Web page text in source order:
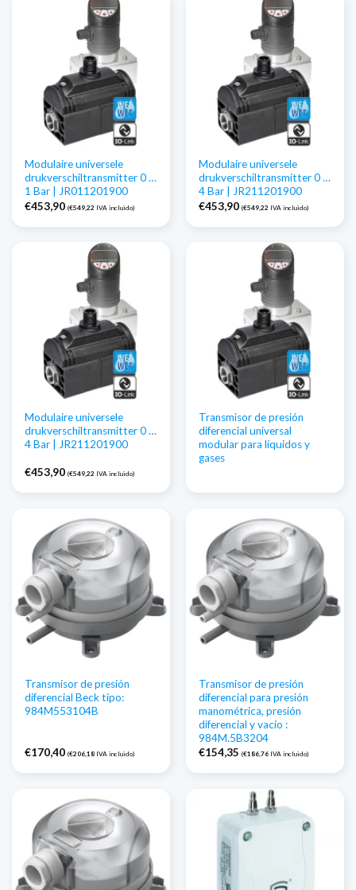
Modulaire universele
drukverschiltransmitter 0 …
1 Bar | JR011201900
€453,90 (€549,22 IVA incluido)
Modulaire universele
drukverschiltransmitter 0 …
4 Bar | JR211201900
€453,90 (€549,22 IVA incluido)
Modulaire universele
drukverschiltransmitter 0 …
4 Bar | JR211201900
€453,90 (€549,22 IVA incluido)
Transmisor de presión
diferencial universal
modular para líquidos y
gases
Transmisor de presión
diferencial Beck tipo:
984M553104B
€170,40 (€206,18 IVA incluido)
Transmisor de presión
diferencial para presión
manométrica, presión
diferencial y vacío :
984M.5B3204
€154,35 (€186,76 IVA incluido)